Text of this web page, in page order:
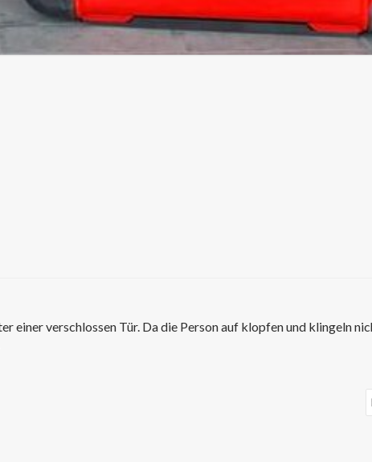
einer verschlossen Tür. Da die Person auf klopfen und klingeln